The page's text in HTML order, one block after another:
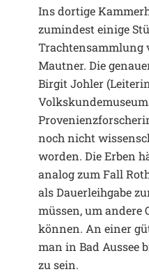
Ins dortige
zumindest einige
Trachtensammlung
Mautner. Die
Birgit Johler
noch nicht
worden. Die Erben
analog zum Fall
als Dauerleihgabe
müssen, um andere
können. An einer
man in Bad Aussee
zu sein.